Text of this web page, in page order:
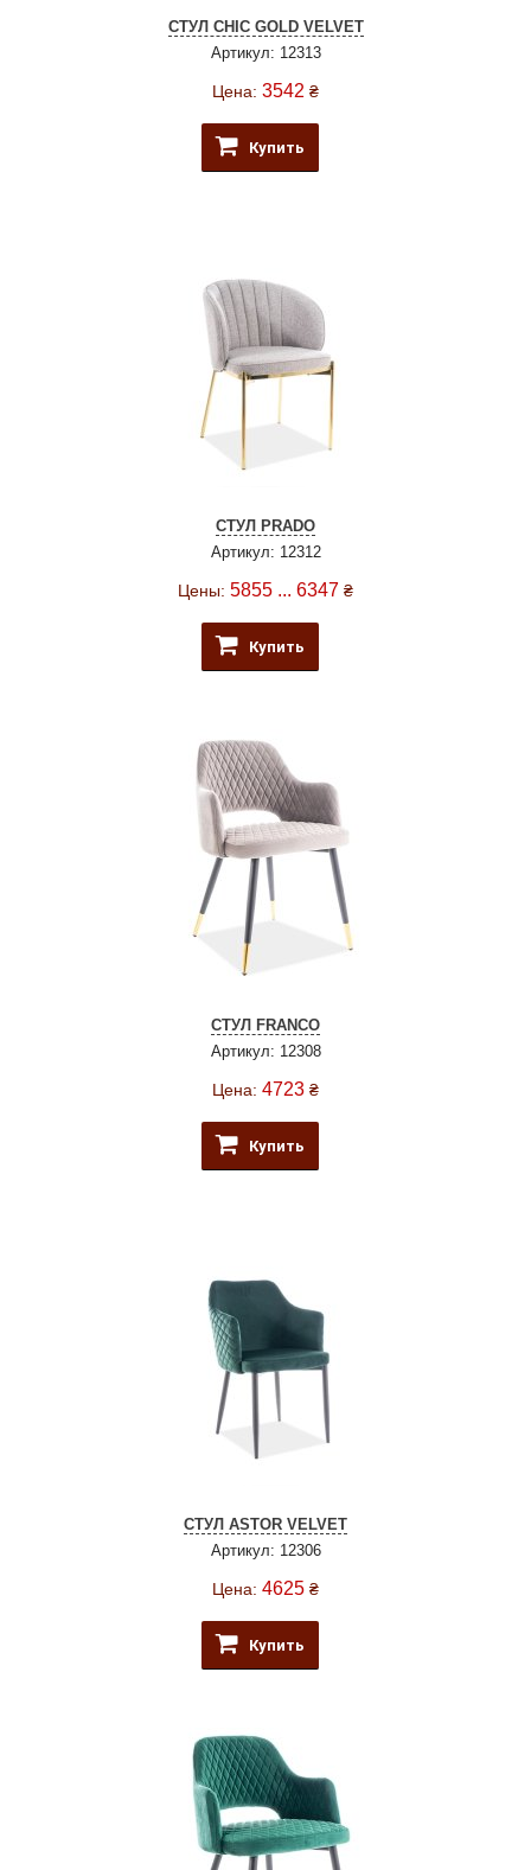
СТУЛ CHIC GOLD VELVET
Артикул: 12313
Цена: 3542 ₴
Купить
СТУЛ PRADO
Артикул: 12312
Цены: 5855 ... 6347 ₴
Купить
СТУЛ FRANCO
Артикул: 12308
Цена: 4723 ₴
Купить
СТУЛ ASTOR VELVET
Артикул: 12306
Цена: 4625 ₴
Купить